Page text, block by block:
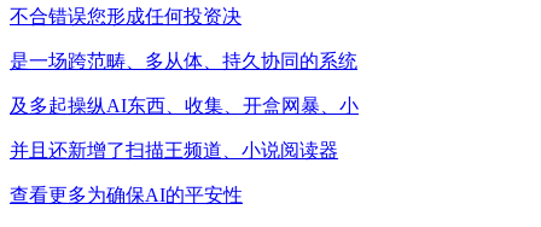
不合错误您形成任何投资决
是一场跨范畴、多从体、持久协同的系统
及多起操纵AI东西、收集、开盒网暴、小
并且还新增了扫描王频道、小说阅读器
查看更多为确保AI的平安性